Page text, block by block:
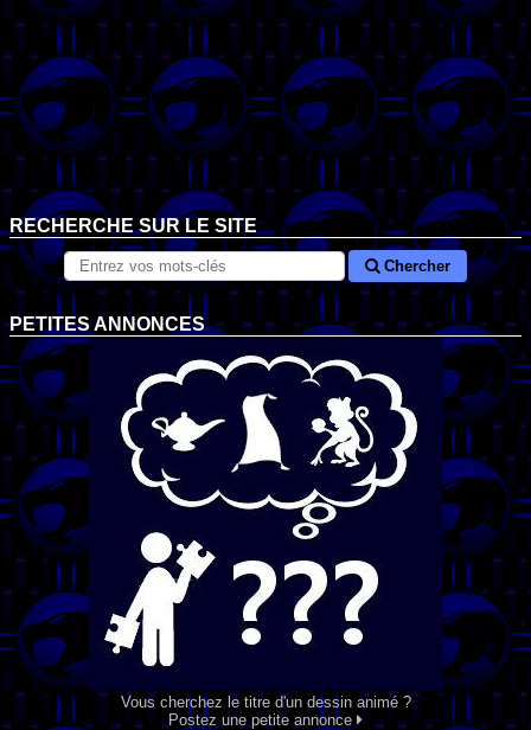
RECHERCHE SUR LE SITE
Chercher
PETITES ANNONCES
Vous cherchez le titre d'un dessin animé ?
Postez une petite annonce